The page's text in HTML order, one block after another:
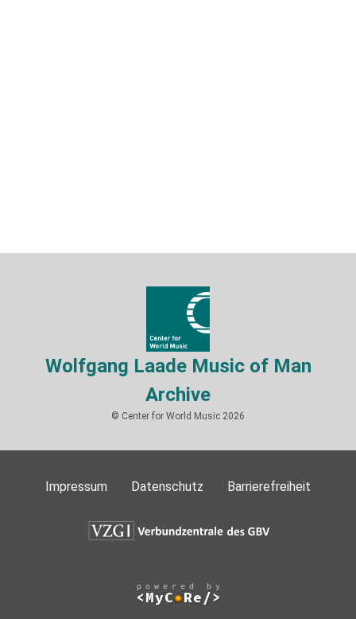
Wolfgang Laade Music of Man
Archive
© Center for World Music 2026
Impressum Datenschutz Barrierefreiheit